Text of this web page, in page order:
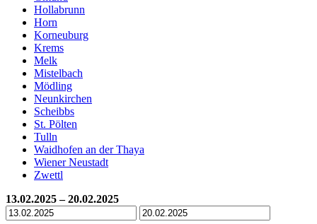
Hollabrunn
Horn
Korneuburg
Krems
Melk
Mistelbach
Mödling
Neunkirchen
Scheibbs
St. Pölten
Tulln
Waidhofen an der Thaya
Wiener Neustadt
Zwettl
13.02.2025 – 20.02.2025